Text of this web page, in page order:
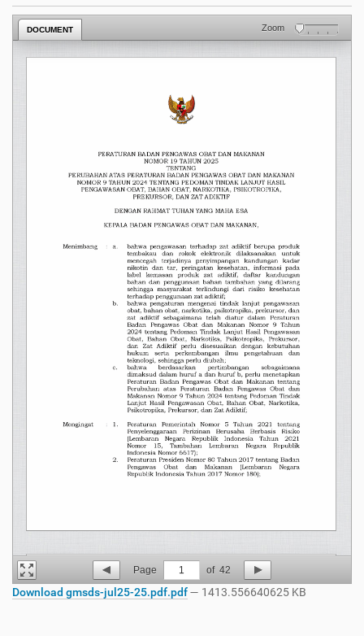
DOCUMENT Zoom
Page 1 of 42
Download gmsds-jul25-25.pdf.pdf— 1413.556640625 KB